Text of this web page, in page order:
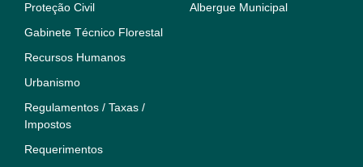
Proteção Civil
Gabinete Técnico Florestal
Recursos Humanos
Urbanismo
Regulamentos / Taxas /
Impostos
Requerimentos
Albergue Municipal